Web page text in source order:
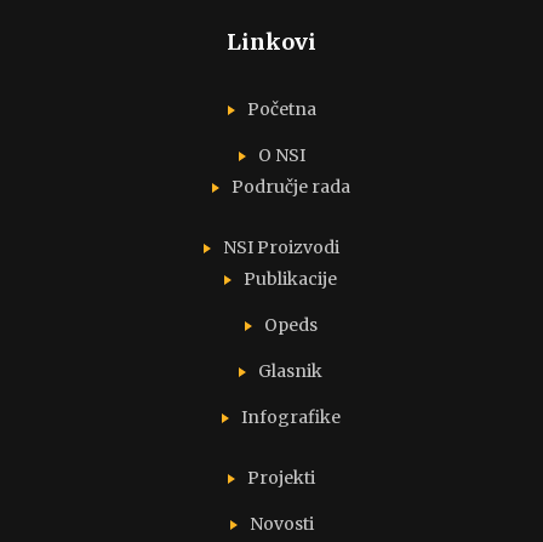
Linkovi
Početna
O NSI
Područje rada
NSI Proizvodi
Publikacije
Opeds
Glasnik
Infografike
Projekti
Novosti